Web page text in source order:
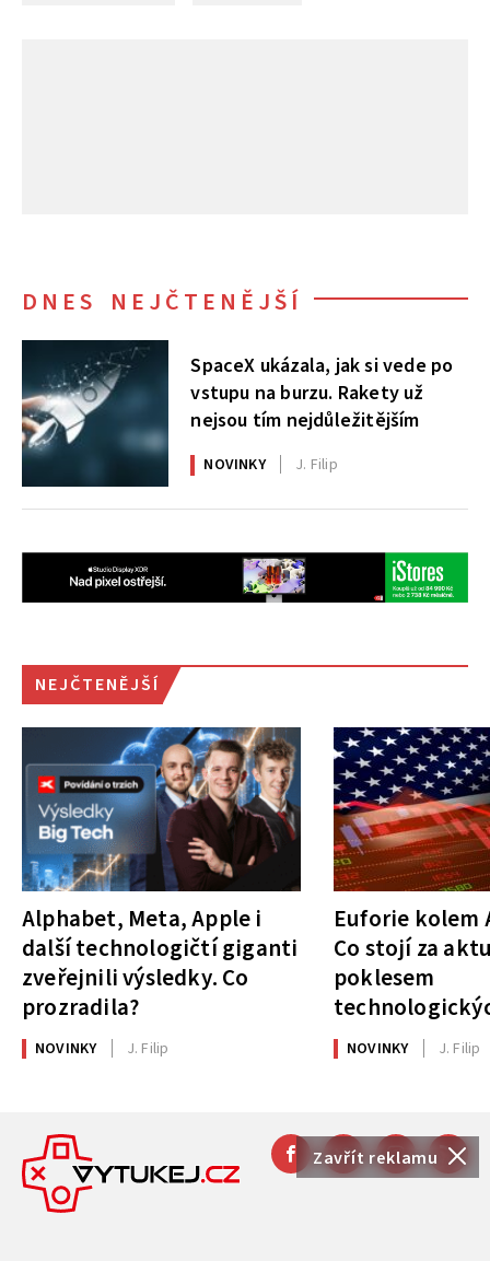
Zavřít reklamu
DNES NEJČTENĚJŠÍ
SpaceX ukázala, jak si vede po
vstupu na burzu. Rakety už
nejsou tím nejdůležitějším
NOVINKY J. Filip
NEJČTENĚJŠÍ
Alphabet, Meta, Apple i
další technologičtí giganti
zveřejnili výsledky. Co
prozradila?
NOVINKY J. Filip
Euforie kolem
Co stojí za
poklesem
NOVINKY J. Filip